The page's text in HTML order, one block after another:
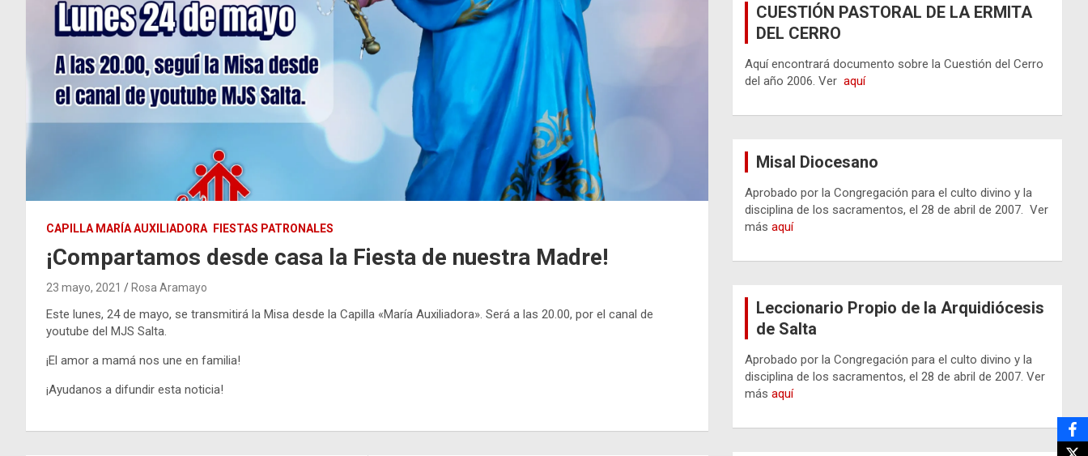
CAPILLA MARÍA AUXILIADORA FIESTAS PATRONALES
¡Compartamos desde casa la Fiesta de nuestra Madre!
23 mayo, 2021 Rosa Aramayo
Este lunes, 24 de mayo, se transmitirá la Misa desde la Capilla «María Auxiliadora». Será a las 20.00, por el canal de
youtube del MJS Salta.
¡El amor a mamá nos une en familia!
¡Ayudanos a difundir esta noticia!
CUESTIÓN PASTORAL DE LA ERMITA
DEL CERRO
Aquí encontrará documento sobre la Cuestión del Cerro
del año 2006. Veraquí
Misal Diocesano
Aprobado por la Congregación para el culto divino y la
disciplina de los sacramentos, el 28 de abril de 2007. Ver
másaquí
Leccionario Propio de la Arquidiócesis
de Salta
Aprobado por la Congregación para el culto divino y la
disciplina de los sacramentos, el 28 de abril de 2007. Ver
másaquí